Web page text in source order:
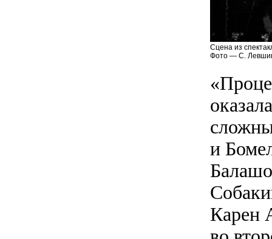
Сцена из
Фото — С.
и
Карен